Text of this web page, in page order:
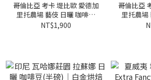
哥倫比亞 考卡 堤比歐 愛德加
里托農場 藝伎 日曬 咖啡豆
(半磅)｜黃金烘焙
NT$1,900
哥倫比亞
里托農場
(半